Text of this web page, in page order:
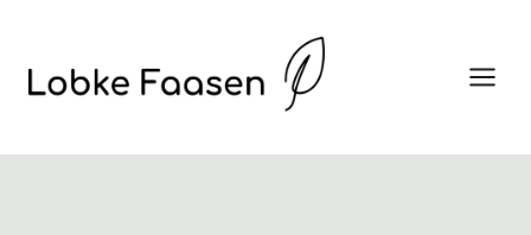
inhoud